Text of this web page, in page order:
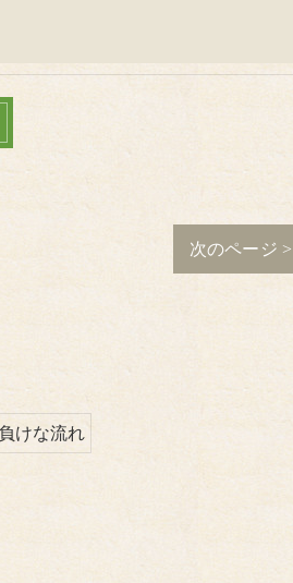
次のページ >
けな流れ